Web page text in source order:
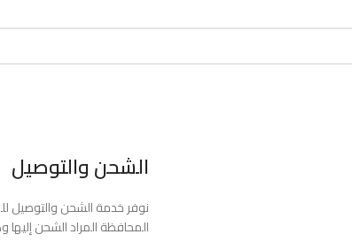
الشحن والتوصيل
المحافظة المراد الشحن